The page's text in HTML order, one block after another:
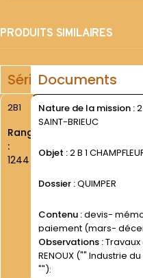
PRODUITS SIMILAIRES
SérieDocuments
2B1
Rang
:
1244
Nature de la mission :2
SAINT-BRIEUC
Objet :2 B 1
Dossier :QUIMPER
Contenu :devis- mémoire détaillé- quittances de
paiement (mars-
Observations :Travaux
RENOUX ("" Industrie
""):